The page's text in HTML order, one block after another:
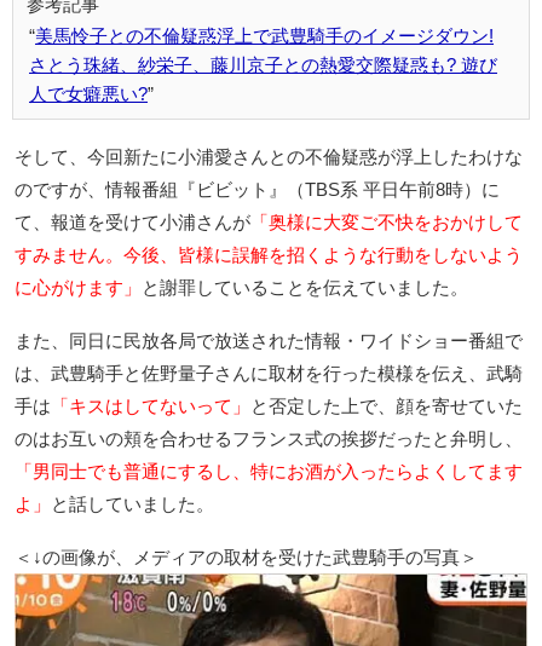
美馬怜子との不倫疑惑浮上で武豊騎手のイメージダウン!
さとう珠緒、紗栄子、藤川京子との熱愛交際疑惑も? 遊び
人で女癖悪い?
そして、今回新たに小浦愛さんとの不倫疑惑が浮上したわけな
のですが、情報番組『ビビット』（TBS系 平日午前8時）に
て、報道を受けて小浦さんが 「奥様に大変ご不快をおかけして
すみません。今後、皆様に誤解を招くような行動をしないよう
に心がけます」
と謝罪していることを伝えていました。
また、同日に民放各局で放送された情報・ワイドショー番組で
は、武豊騎手と佐野量子さんに取材を行った模様を伝え、武騎
手は 「キスはしてないって」
と否定した上で、顔を寄せていた
のはお互いの頬を合わせるフランス式の挨拶だったと弁明し、
「男同士でも普通にするし、特にお酒が入ったらよくしてます
よ」
と話していました。
＜↓の画像が、メディアの取材を受けた武豊騎手の写真＞